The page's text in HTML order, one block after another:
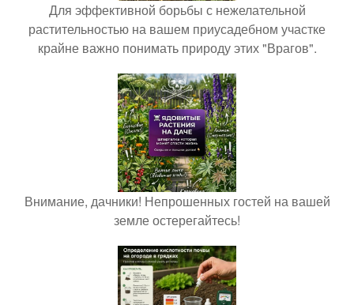
Для эффективной борьбы с нежелательной
растительностью на вашем приусадебном участке
крайне важно понимать природу этих "Врагов".
Внимание, дачники! Непрошенных гостей на вашей
земле остерегайтесь!